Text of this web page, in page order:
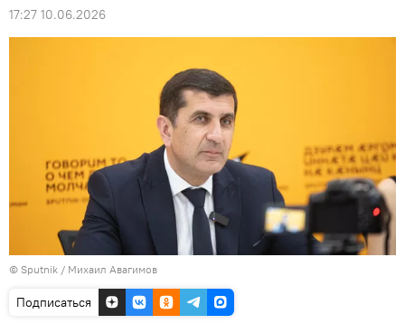
17:27 10.06.2026
© Sputnik / Михаил Авагимов
Подписаться